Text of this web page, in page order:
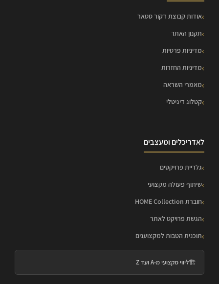
אודות קבוצת דקור סטאר
תקנון האתר
מדיניות פרטיות
מדיניות החזרות
מאמרי השראה
קטלוג דיגיטלי
לאדריכלים ומעצבים
גלריית פרויקטים
שיתוף פעולה מקצועי
חוברת HOME Collection
הגשת פרויקט לאתר
תוכנית הטבות למקצוענים
🏗️ליווי מקצועי מ-A ועד Z